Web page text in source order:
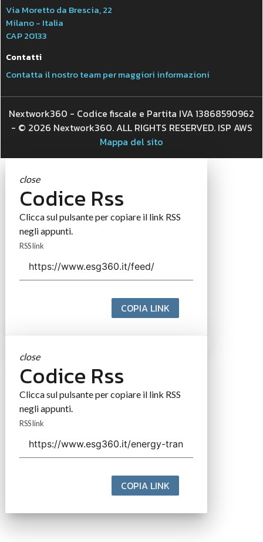
Via Moretto da Brescia, 22
Milano - Italia
CAP 20133
Contatti
Contatta il nostro team per maggiori informazioni
Nextwork360 - Codice fiscale e Partita IVA 13868590962
- © 2026 Nextwork360. ALL RIGHTS RESERVED. ISP AWS
Mappa del sito
close
Codice Rss
Clicca sul pulsante per copiare il link RSS
negli appunti.
RSS link
COPIA LINK
close
Codice Rss
Clicca sul pulsante per copiare il link RSS
negli appunti.
RSS link
COPIA LINK